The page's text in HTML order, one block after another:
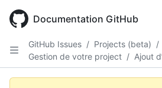
main
Documentation GitHub
GitHub Issues / Projects (beta) /
Gestion de votre project / Ajout